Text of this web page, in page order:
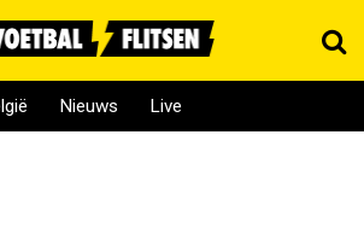
Nieuws Live